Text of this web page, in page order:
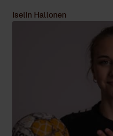
Iselin Hallonen